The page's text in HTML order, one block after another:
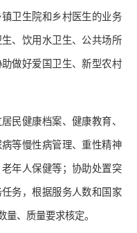
卫生院和乡村医生的业务
、饮用水卫生、公共场所
做好爱国卫生、新型农村
民健康档案、健康教育、
等慢性病管理、重性精神
年人保健等；协助处置突
务，根据服务人数和国家
量、质量要求核定。